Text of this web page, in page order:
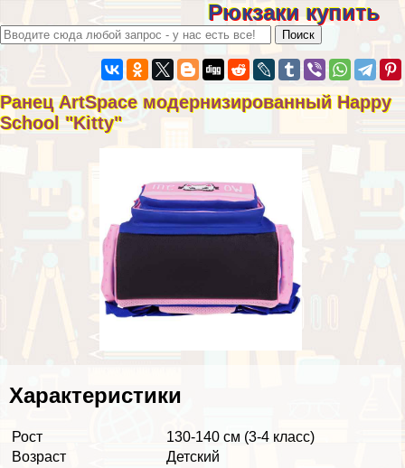
Рюкзаки купить
Ранец ArtSpace модернизированный Happy
School "Kitty"
Хаpaктеристики
Рост
130-140 см (3-4 класс)
Возраст
Детский